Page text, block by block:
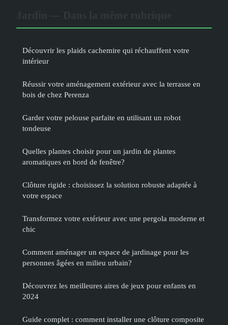
Découvrir les plaids cachemire qui réchauffent votre
intérieur
Réussir votre aménagement extérieur avec la terrasse en
bois de chez Perenza
Garder votre pelouse parfaite en utilisant un robot
tondeuse
Quelles plantes choisir pour un jardin de plantes
aromatiques en bord de fenêtre?
Clôture rigide : choisissez la solution robuste adaptée à
votre espace
Transformez votre extérieur avec une pergola moderne et
chic
Comment aménager un espace de jardinage pour les
personnes âgées en milieu urbain?
Découvrez les meilleures aires de jeux pour enfants en
2024
Guide complet : comment installer une clôture composite